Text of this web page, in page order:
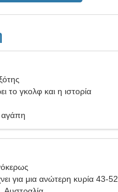
το γκολφ και η ιστορία
αγάπη
για μια ανώτερη κυρία 43-52